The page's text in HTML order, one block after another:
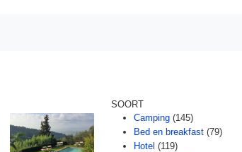
SOORT
Camping (145)
Bed en breakfast (79)
Hotel (119)